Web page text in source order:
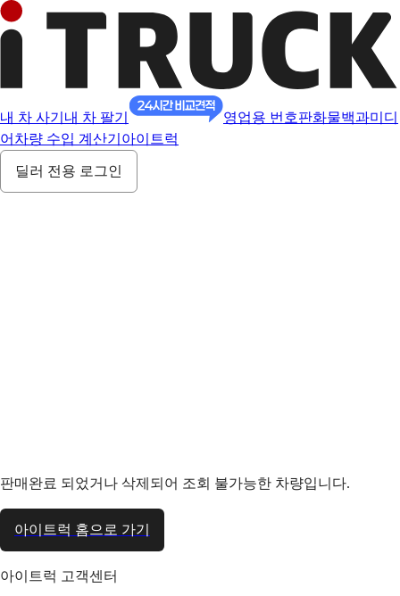
내 차 사기 내 차 팔기 영업용 번호판화물백과미디
어 차량 수입 계산기 아이트럭
딜러 전용 로그인
판매완료 되었거나 삭제되어 조회 불가능한 차량입니다.
아이트럭 홈으로 가기
아이트럭 고객센터